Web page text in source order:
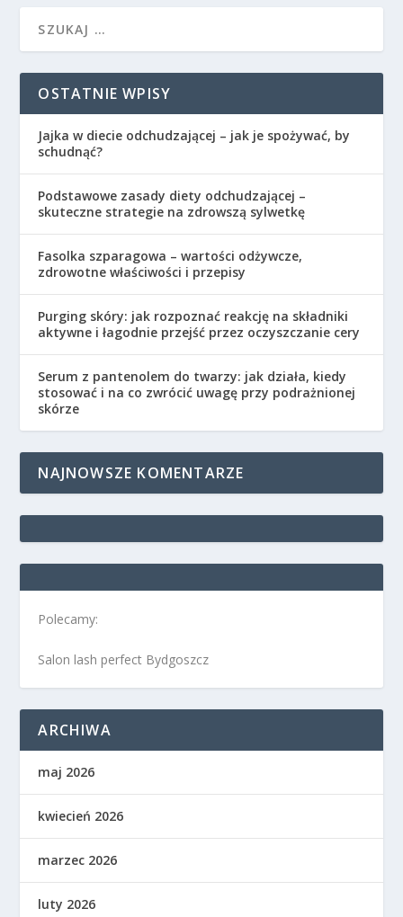
OSTATNIE WPISY
Jajka w diecie odchudzającej – jak je spożywać, by
schudnąć?
Podstawowe zasady diety odchudzającej –
skuteczne strategie na zdrowszą sylwetkę
Fasolka szparagowa – wartości odżywcze,
zdrowotne właściwości i przepisy
Purging skóry: jak rozpoznać reakcję na składniki
aktywne i łagodnie przejść przez oczyszczanie cery
Serum z pantenolem do twarzy: jak działa, kiedy
stosować i na co zwrócić uwagę przy podrażnionej
skórze
NAJNOWSZE KOMENTARZE
Polecamy:
Salon lash perfect Bydgoszcz
ARCHIWA
maj 2026
kwiecień 2026
marzec 2026
luty 2026